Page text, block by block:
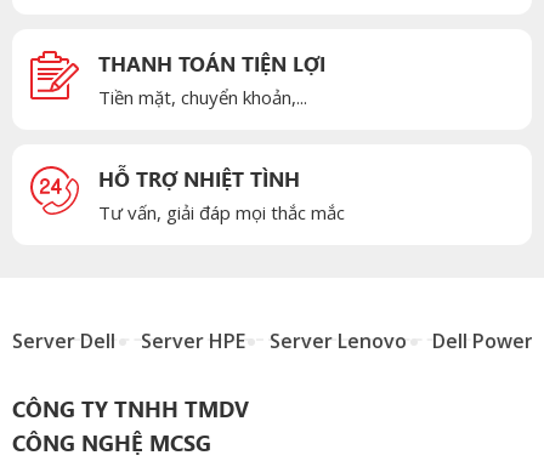
THANH TOÁN TIỆN LỢI
Tiền mặt, chuyển khoản,...
HỖ TRỢ NHIỆT TÌNH
Tư vấn, giải đáp mọi thắc mắc
Server Dell Server HPE Server Lenovo Dell
CÔNG TY TNHH TMDV
CÔNG NGHỆ MCSG